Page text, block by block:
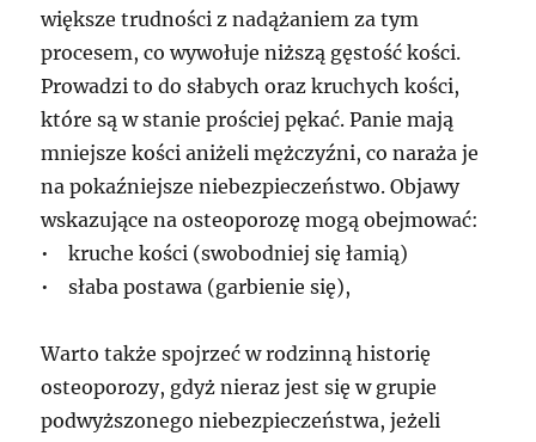
większe trudności z nadążaniem za tym
procesem, co wywołuje niższą gęstość kości.
Prowadzi to do słabych oraz kruchych kości,
które są w stanie prościej pękać. Panie mają
mniejsze kości aniżeli mężczyźni, co naraża je
na pokaźniejsze niebezpieczeństwo. Objawy
wskazujące na osteoporozę mogą obejmować:
• kruche kości (swobodniej się łamią)
• słaba postawa (garbienie się),
Warto także spojrzeć w rodzinną historię
osteoporozy, gdyż nieraz jest się w grupie
podwyższonego niebezpieczeństwa, jeżeli